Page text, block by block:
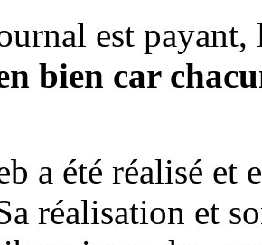
est payant,
bien car
a été réalisé et
réalisation et